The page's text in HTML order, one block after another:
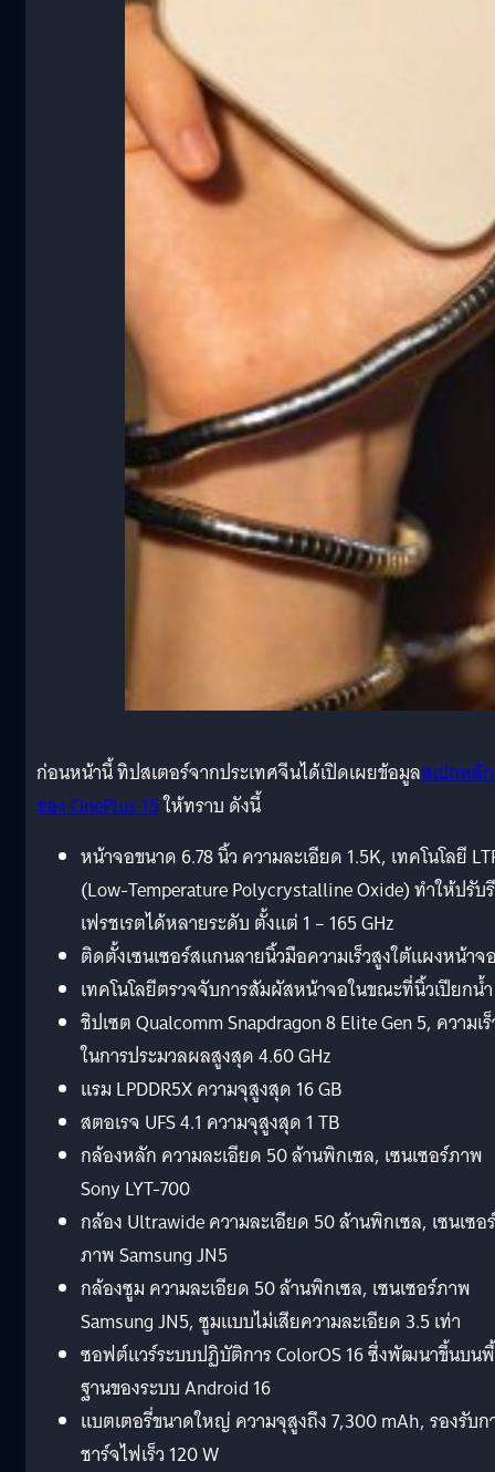
ก่อนหน้านี้ ทิปสเตอร์จากประเทศจีนได้เปิดเผยข้อมูลสเปกหลัก
ของ OnePlus 15ให้ทราบ ดังนี้
หน้าจอขนาด 6.78 นิ้ว ความละเอียด 1.5K, เทคโนโลยี
(Low-Temperature Polycrystalline Oxide) ทำให้ปรับรี
เฟรชเรตได้หลายระดับ ตั้งแต่ 1 – 165 GHz
ติดตั้งเซนเซอร์สแกนลายนิ้วมือความเร็วสูงใต้แผงหน้าจ
เทคโนโลยีตรวจจับการสัมผัสหน้าจอในขณะที่นิ้วเปียกน้ำ
ชิปเซต Qualcomm Snapdragon 8 Elite Gen 5, ความเ
ในการประมวลผลสูงสุด 4.60 GHz
แรม LPDDR5X ความจุสูงสุด 16 GB
สตอเรจ UFS 4.1 ความจุสูงสุด 1 TB
กล้องหลัก ความละเอียด 50 ล้านพิกเซล, เซนเซอร์ภาพ
Sony LYT-700
กล้อง Ultrawide ความละเอียด 50 ล้านพิกเซล, เซนเซอร์
ภาพ Samsung JN5
กล้องซูม ความละเอียด 50 ล้านพิกเซล, เซนเซอร์ภาพ
Samsung JN5, ซูมแบบไม่เสียความละเอียด 3.5 เท่า
ซอฟต์แวร์ระบบปฏิบัติการ ColorOS 16 ซึ่งพัฒนาขึ้นบน
ฐานของระบบ Android 16
แบตเตอรี่ขนาดใหญ่ ความจุสูงถึง 7,300 mAh, รองรับก
ชาร์จไฟเร็ว 120 W